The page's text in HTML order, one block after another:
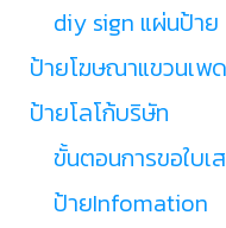
diy sign แผ่นป้าย
ป้ายโฆษณาแขวนเพ
ป้ายโลโก้บริษัท
ขั้นตอนการขอใบเ
ป้ายInfomation